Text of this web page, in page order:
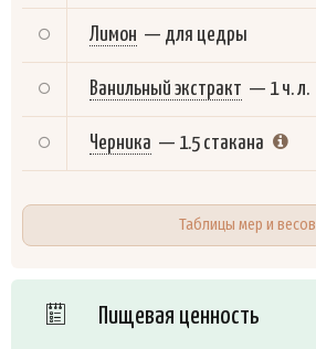
Лимон — для цедры
Ванильный экстракт — 1 ч. л.
Черника — 1.5 стакана
Таблицы мер и весов
Пищевая ценность